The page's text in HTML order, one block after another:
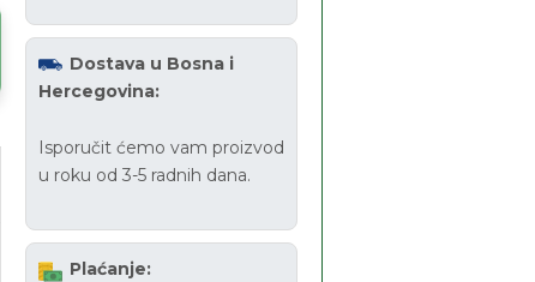
Dostava u Bosna i
Hercegovina:
Isporučit ćemo vam proizvod
u roku od 3-5 radnih dana.
Plaćanje: